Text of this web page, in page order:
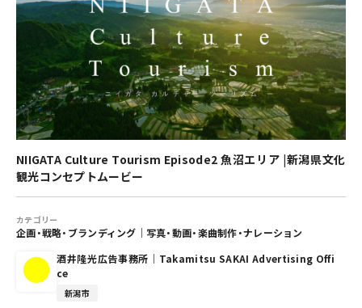
NIIGATA Culture Tourism Episode2 魚沼エリア |新潟県文化
観光コンセプトムービー
カテゴリー
企画・戦略・ブランディング ｜ 写真・動画・楽曲制作・ナレーション
酒井隆光広告事務所｜Takamitsu SAKAI Advertising Offi
ce
新潟市